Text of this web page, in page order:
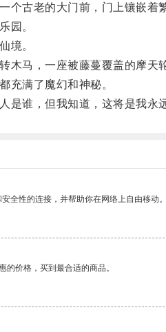
古老的大门前，门上镶嵌着
园。
境。
马，一座被藤蔓覆盖的摩天
满了魔幻和神秘。
谁，但我知道，这将是我永远
全性的连接，并帮助你在网络上自由移动。
价格，买到最合适的商品。